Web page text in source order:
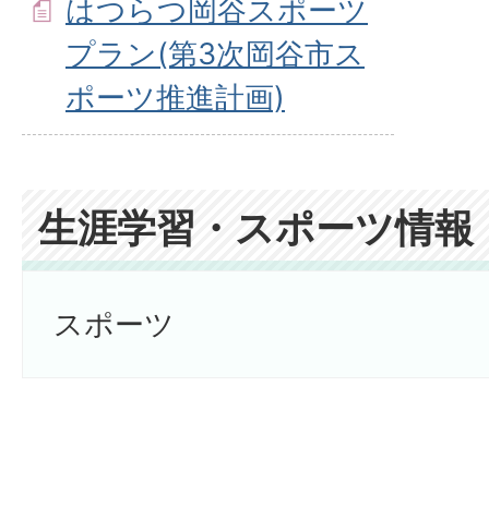
はつらつ岡谷スポーツ
プラン(第3次岡谷市ス
ポーツ推進計画)
生涯学習・スポーツ情報
スポーツ